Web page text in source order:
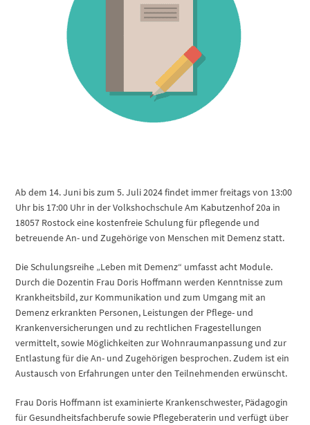
Ab dem 14. Juni bis zum 5. Juli 2024 findet immer freitags von 13:00
Uhr bis 17:00 Uhr in der Volkshochschule Am Kabutzenhof 20a in
18057 Rostock eine kostenfreie Schulung für pflegende und
betreuende An- und Zugehörige von Menschen mit Demenz statt.
Die Schulungsreihe „Leben mit Demenz“ umfasst acht Module.
Durch die Dozentin Frau Doris Hoffmann werden Kenntnisse zum
Krankheitsbild, zur Kommunikation und zum Umgang mit an
Demenz erkrankten Personen, Leistungen der Pflege- und
Krankenversicherungen und zu rechtlichen Fragestellungen
vermittelt, sowie Möglichkeiten zur Wohnraumanpassung und zur
Entlastung für die An- und Zugehörigen besprochen. Zudem ist ein
Austausch von Erfahrungen unter den Teilnehmenden erwünscht.
Frau Doris Hoffmann ist examinierte Krankenschwester, Pädagogin
für Gesundheitsfachberufe sowie Pflegeberaterin und verfügt über